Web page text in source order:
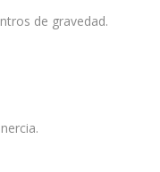
de gravedad.